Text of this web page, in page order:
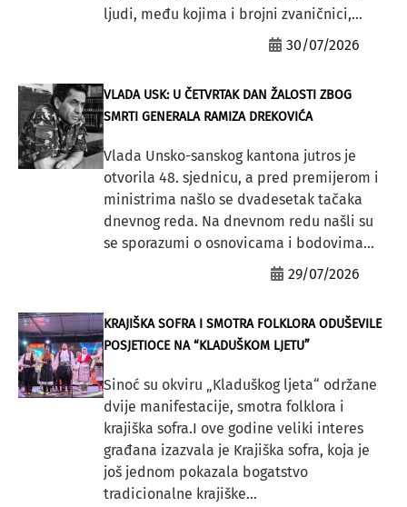
ljudi, među kojima i brojni zvaničnici,...
30/07/2026
VLADA USK: U ČETVRTAK DAN ŽALOSTI ZBOG
SMRTI GENERALA RAMIZA DREKOVIĆA
Vlada Unsko-sanskog kantona jutros je
otvorila 48. sjednicu, a pred premijerom i
ministrima našlo se dvadesetak tačaka
dnevnog reda. Na dnevnom redu našli su
se sporazumi o osnovicama i bodovima...
29/07/2026
KRAJIŠKA SOFRA I SMOTRA FOLKLORA ODUŠEVILE
POSJETIOCE NA “KLADUŠKOM LJETU”
Sinoć su okviru „Kladuškog ljeta“ održane
dvije manifestacije, smotra folklora i
krajiška sofra.I ove godine veliki interes
građana izazvala je Krajiška sofra, koja je
još jednom pokazala bogatstvo
tradicionalne krajiške...